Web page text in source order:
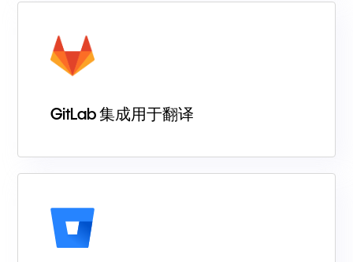
GitLab 集成用于翻译